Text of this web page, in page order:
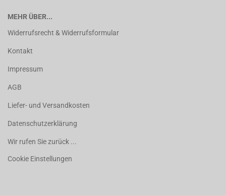
MEHR ÜBER...
Widerrufsrecht & Widerrufsformular
Kontakt
Impressum
AGB
Liefer- und Versandkosten
Datenschutzerklärung
Wir rufen Sie zurück ...
Cookie Einstellungen